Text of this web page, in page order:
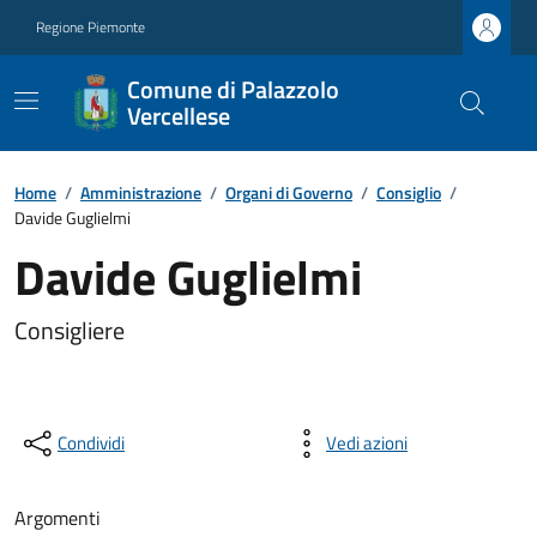
Regione Piemonte
Comune di Palazzolo
Vercellese
Home / Amministrazione / Organi di Governo / Consiglio /
Davide Guglielmi
Davide Guglielmi
Consigliere
Condividi Vedi azioni
Argomenti